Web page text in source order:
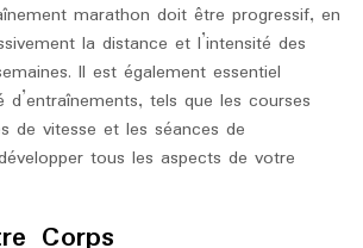
marathon doit être progressif, en
la distance et l’intensité des
Il est également essentiel
d’entraînements, tels que les courses
de vitesse et les séances de
tous les aspects de votre
Corps